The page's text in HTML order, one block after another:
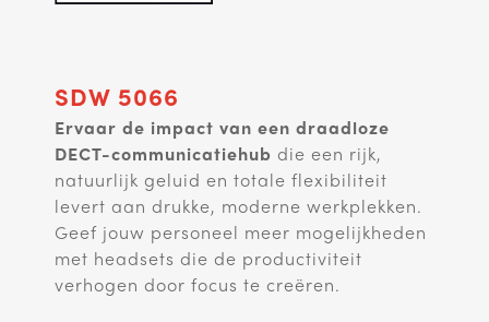
SDW 5066
Ervaar de impact van een draadloze
DECT-communicatiehub die een rijk,
natuurlijk geluid en totale flexibiliteit
levert aan drukke, moderne werkplekken.
Geef jouw personeel meer mogelijkheden
met headsets die de productiviteit
verhogen door focus te creëren.